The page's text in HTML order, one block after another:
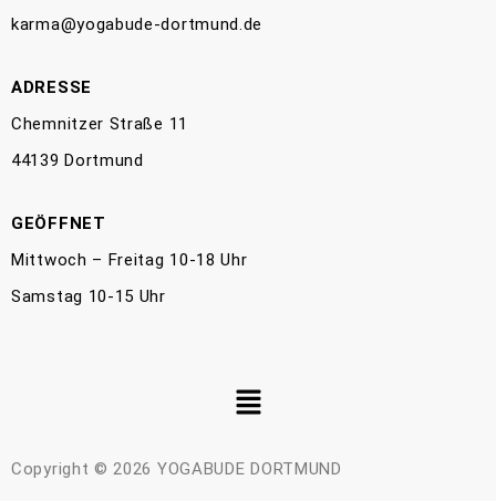
karma@yogabude-dortmund.de
ADRESSE
Chemnitzer Straße 11
44139 Dortmund
GEÖFFNET
Mittwoch – Freitag 10-18 Uhr
Samstag 10-15 Uhr
Copyright © 2026 YOGABUDE DORTMUND